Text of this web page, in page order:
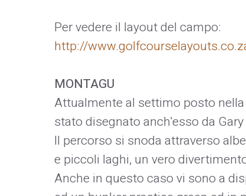
Per vedere il layout del campo:
http://
MONTAGU
Attualmente al settimo posto
stato disegnato anch'esso da Gary
Il percorso si snoda attraverso
e piccoli laghi, un vero
Anche in questo caso vi sono a